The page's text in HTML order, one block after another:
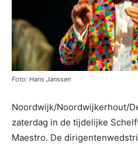
Foto: Hans Janssen
Noordwijk/Noordwijkerhout/
zaterdag in de tijdelijke
Maestro. De